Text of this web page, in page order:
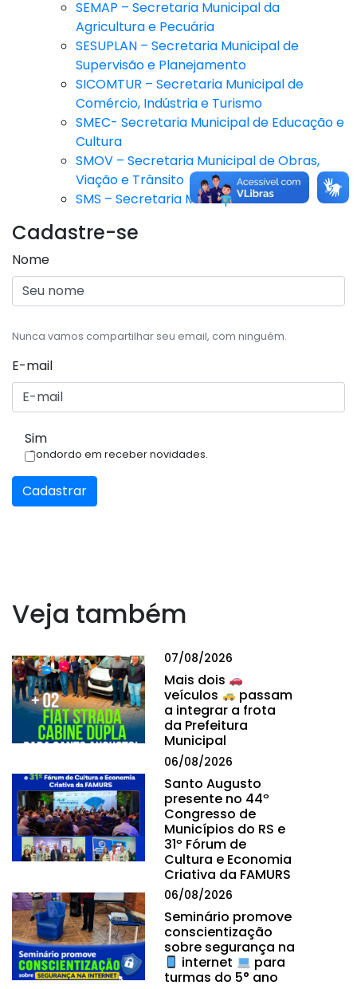
SEMAP – Secretaria Municipal da
Agricultura e Pecuária
SESUPLAN – Secretaria Municipal de
Supervisão e Planejamento
SICOMTUR – Secretaria Municipal de
Comércio, Indústria e Turismo
SMEC- Secretaria Municipal de Educação e
Cultura
SMOV – Secretaria Municipal de Obras,
Viação e Trânsito
SMS – Secretaria Municipal de Saúde
Cadastre-se
Nome
Nunca vamos compartilhar seu email, com ninguém.
E-mail
Sim
Condordo em receber novidades.
Cadastrar
Veja também
07/08/2026
Mais dois
veículos
passam
a integrar a frota
da Prefeitura
Municipal
06/08/2026
Santo Augusto
presente no 44º
Congresso de
Municípios do RS e
31º Fórum de
Cultura e Economia
Criativa da FAMURS
06/08/2026
Seminário promove
conscientização
sobre segurança na
internet
para
turmas do 5° ano